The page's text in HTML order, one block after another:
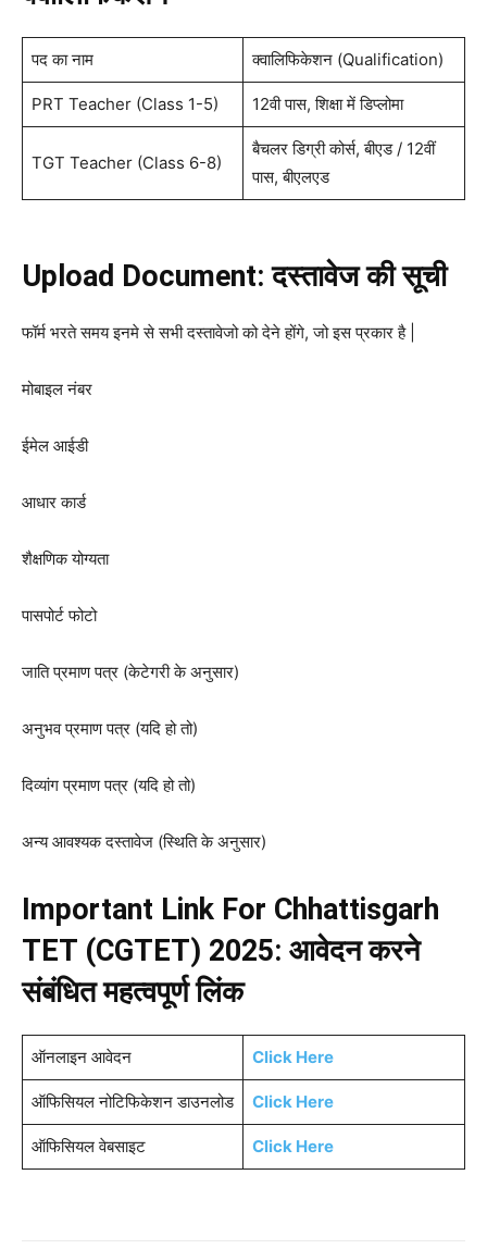
पद का नाम क्वालिफिकेशन (Qualification)
PRT Teacher (Class 1-5) 12वी पास, शिक्षा में डिप्लोमा
TGT Teacher (Class 6-8)
बैचलर डिग्री कोर्स, बीएड / 12वीं
पास, बीएलएड
Upload Document: दस्तावेज की सूची
फॉर्म भरते समय इनमे से सभी दस्तावेजो को देने होंगे, जो इस प्रकार है |
मोबाइल नंबर
ईमेल आईडी
आधार कार्ड
शैक्षणिक योग्यता
पासपोर्ट फोटो
जाति प्रमाण पत्र (केटेगरी के अनुसार)
अनुभव प्रमाण पत्र (यदि हो तो)
दिव्यांग प्रमाण पत्र (यदि हो तो)
अन्य आवश्यक दस्तावेज (स्थिति के अनुसार)
Important Link For Chhattisgarh
TET (CGTET) 2025: आवेदन करने
संबंधित महत्वपूर्ण लिंक
ऑनलाइन आवेदन Click Here
ऑफिसियल नोटिफिकेशन डाउनलोड Click Here
ऑफिसियल वेबसाइट Click Here